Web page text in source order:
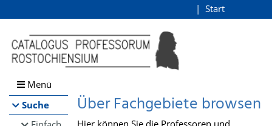
Browsen
direkt zum Inhalt
Start
Menü
Suche
Über Fachgebiete browsen
Hier können Sie die Professoren und